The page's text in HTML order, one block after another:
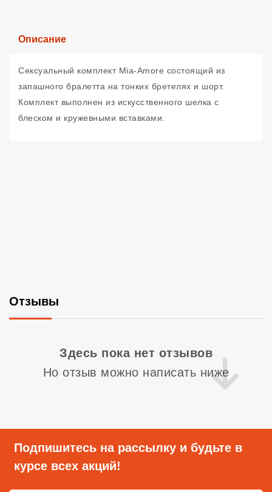
Описание
Сексуальный комплект Mia-Amore состоящий из
запашного бралетта на тонких бретелях и шорт.
Комплект выполнен из искусственного шелка с
блеском и кружевными вставками.
Отзывы
Здесь пока нет отзывов
Но отзыв можно написать ниже
Подпишитесь на рассылку и будьте в
курсе всех акций!